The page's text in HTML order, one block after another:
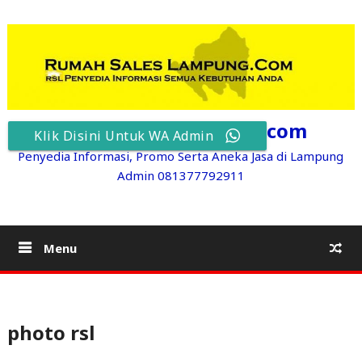
content
RumahSalesLampung.com
Penyedia Informasi, Promo Serta Aneka Jasa di Lampung
Admin 081377792911
Menu
photo rsl
Klik Disini Untuk WA Admin